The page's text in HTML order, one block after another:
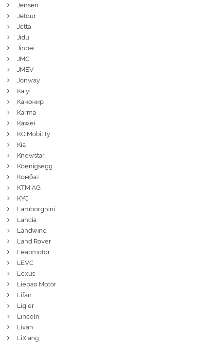
Jensen
Jetour
Jetta
Jidu
Jinbei
JMC
JMEV
Jonway
Kaiyi
Канонир
Karma
Kawei
KG Mobility
Kia
Knewstar
Koenigsegg
Комбат
KTM AG
KYC
Lamborghini
Lancia
Landwind
Land Rover
Leapmotor
LEVC
Lexus
Liebao Motor
Lifan
Ligier
Lincoln
Livan
LiXiang